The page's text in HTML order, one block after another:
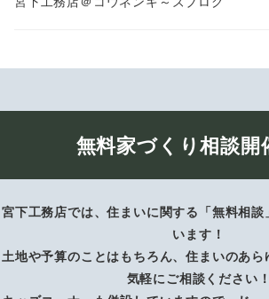
無料家づくり相談開
宮下工務店では、住まいに関する「無料相
います！
土地や予算のことはもちろん、住まいのあ
気軽にご相談ください！